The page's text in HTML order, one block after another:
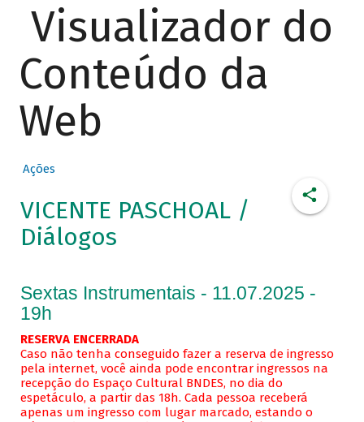
Visualizador do
Conteúdo da
Web
Ações
VICENTE PASCHOAL /
Diálogos
Sextas Instrumentais - 11.07.2025 -
19h
RESERVA ENCERRADA
Caso não tenha conseguido fazer a reserva de ingresso
pela internet, você ainda pode encontrar ingressos na
recepção do Espaço Cultural BNDES, no dia do
espetáculo, a partir das 18h. Cada pessoa receberá
apenas um ingresso com lugar marcado, estando o